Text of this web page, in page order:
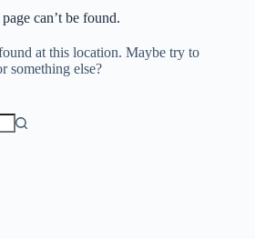
can’t be found.
at this location. Maybe try to
something else?